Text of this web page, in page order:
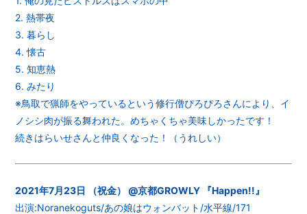
2. 熱帯夜
3. 暮らし
4. 懐古
5. 知恵熱
6. みたり
※鳥取で猟師をやっているという修行僧ぴろぴろさんにより、イ
ノシシ肉が振る舞われた。めちゃくちゃ美味しかったです！
続きはらいせさんと仲良くなった！（うれしい）
2021年7月23日 （祝金） @京都GROWLY 『Happen!!』
出演:Noranekoguts/あの娘はウォンバット/水平線/171